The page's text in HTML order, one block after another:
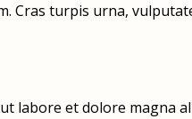
Cras turpis urna,
et dolore magna